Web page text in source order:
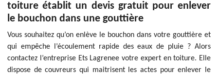
toiture établit un devis gratuit pour enlever
le bouchon dans une gouttière
Vous souhaitez qu’on enlève le bouchon dans votre gouttière et
qui empêche l’écoulement rapide des eaux de pluie ? Alors
contactez l’entreprise Ets Lagrenee votre expert en toiture. Elle
dispose de couvreurs qui maitrisent les actes pour enlever le